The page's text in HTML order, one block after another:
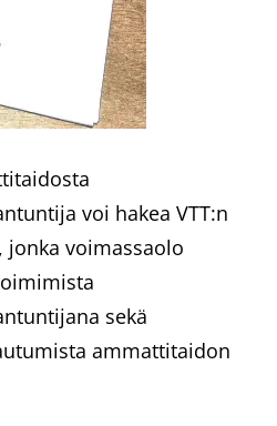
voi hakea VTT:n
voimassaolo
sekä
ammattitaidon